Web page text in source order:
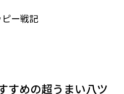
ー戦記
すめの超うまい八ツ